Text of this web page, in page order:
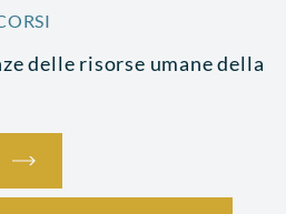
delle risorse umane della